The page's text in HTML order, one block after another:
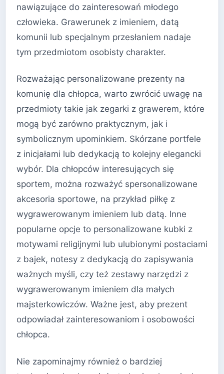
nawiązujące do zainteresowań młodego
człowieka. Grawerunek z imieniem, datą
komunii lub specjalnym przesłaniem nadaje
tym przedmiotom osobisty charakter.
Rozważając personalizowane prezenty na
komunię dla chłopca, warto zwrócić uwagę na
przedmioty takie jak zegarki z grawerem, które
mogą być zarówno praktycznym, jak i
symbolicznym upominkiem. Skórzane portfele
z inicjałami lub dedykacją to kolejny elegancki
wybór. Dla chłopców interesujących się
sportem, można rozważyć spersonalizowane
akcesoria sportowe, na przykład piłkę z
wygrawerowanym imieniem lub datą. Inne
popularne opcje to personalizowane kubki z
motywami religijnymi lub ulubionymi postaciami
z bajek, notesy z dedykacją do zapisywania
ważnych myśli, czy też zestawy narzędzi z
wygrawerowanym imieniem dla małych
majsterkowiczów. Ważne jest, aby prezent
odpowiadał zainteresowaniom i osobowości
chłopca.
Nie zapominajmy również o bardziej